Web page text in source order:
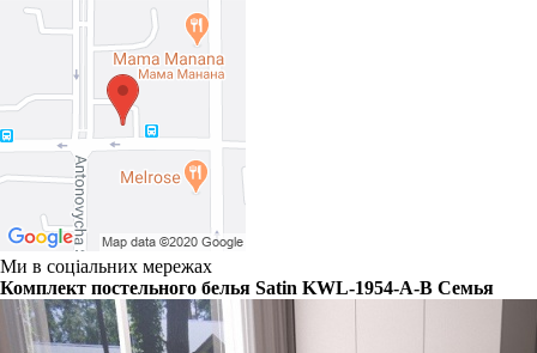
Ми в соціальних мережах
Комплект постельного белья Satin KWL-1954-A-B Семья